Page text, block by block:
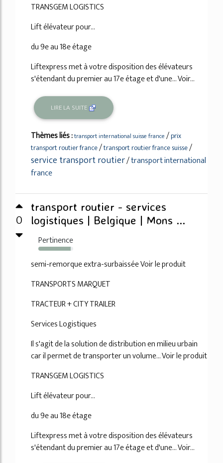
TRANSGEM LOGISTICS
Lift élévateur pour...
du 9e au 18e étage
Liftexpress met à votre disposition des élévateurs
s'étendant du premier au 17e étage et d'une... Voir...
LIRE LA SUITE
Thèmes liés :transport international suisse france /prix
transport routier france/transport routier france suisse/
service transport routier/transport international
france
0
transport routier - services
logistiques | Belgique | Mons ...
Pertinence
93%
semi-remorque extra-surbaissée Voir le produit
TRANSPORTS MARQUET
TRACTEUR + CITY TRAILER
Services Logistiques
Il s'agit de la solution de distribution en milieu urbain
car il permet de transporter un volume... Voir le produit
TRANSGEM LOGISTICS
Lift élévateur pour...
du 9e au 18e étage
Liftexpress met à votre disposition des élévateurs
s'étendant du premier au 17e étage et d'une... Voir...